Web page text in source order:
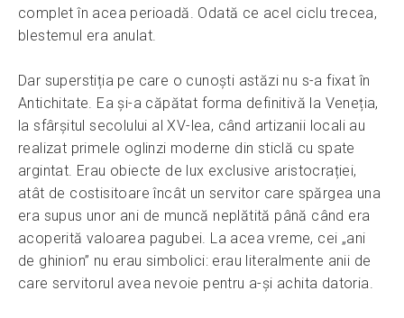
complet în acea perioadă. Odată ce acel ciclu trecea,
blestemul era anulat.
Dar superstiția pe care o cunoști astăzi nu s-a fixat în
Antichitate. Ea și-a căpătat forma definitivă la Veneția,
la sfârșitul secolului al XV-lea, când artizanii locali au
realizat primele oglinzi moderne din sticlă cu spate
argintat. Erau obiecte de lux exclusive aristocrației,
atât de costisitoare încât un servitor care spărgea una
era supus unor ani de muncă neplătită până când era
acoperită valoarea pagubei. La acea vreme, cei „ani
de ghinion” nu erau simbolici: erau literalmente anii de
care servitorul avea nevoie pentru a-și achita datoria.